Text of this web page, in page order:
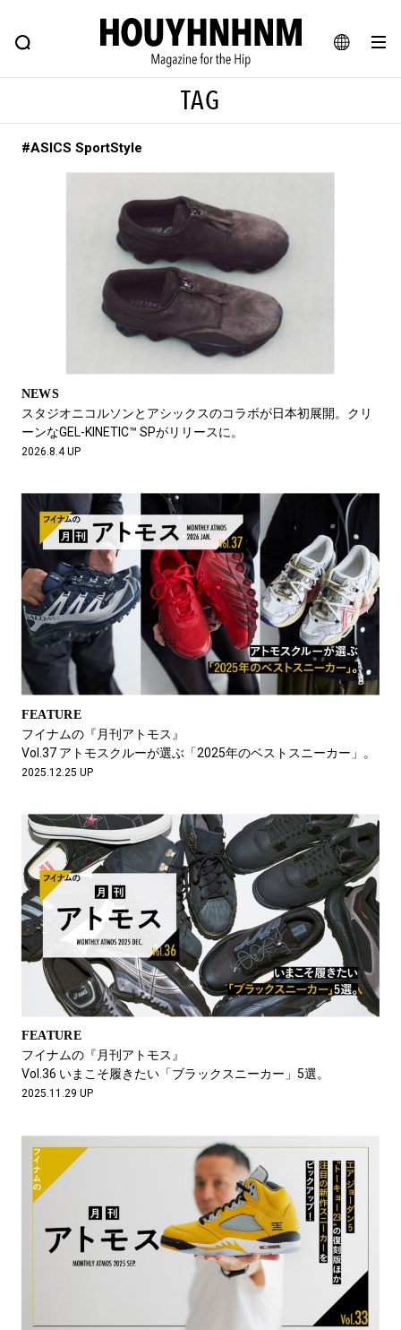
JA
FEATURE BLOG SNAP
ヒップなファッション、カルチャー、ライフスタイルWEBマガジン
#注目のタグ
#SHOPPING ADDICT #憧れの逸品
#ESSENTIAL DESIGNS #古着サミット
#NEW VINTAGE #マイナーグッド図鑑
#路地裏てぃーん。 #MONTHLY JOURNAL
#GH 銘品の所以 #フイナムのYouTube
#Commune H #FOCUS IT #AH.H
#ととけん #FASHION #MUSIC #MOVIE
#LIFESTYLE
#SPORTS #HANDSOME HANDBOOK
TAG
#ASICS SportStyle
NEWS
スタジオニコルソンとアシックスのコラボが日本初展開。クリ
ーンなGEL-KINETIC™ SPがリリースに。
2026.8.4 UP
FEATURE
フイナムの『月刊アトモス』
Vol.37 アトモスクルーが選ぶ「2025年のベストスニーカー」。
2025.12.25 UP
FEATURE
フイナムの『月刊アトモス』
Vol.36 いまこそ履きたい「ブラックスニーカー」5選。
2025.11.29 UP